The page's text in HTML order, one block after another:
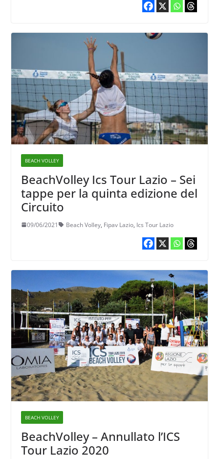
BEACH VOLLEY
BeachVolley Ics Tour Lazio – Sei
tappe per la quinta edizione del
Circuito
09/06/2021 Beach Volley, Fipav Lazio, Ics Tour Lazio
BEACH VOLLEY
BeachVolley – Annullato l’ICS
Tour Lazio 2020